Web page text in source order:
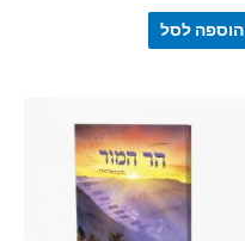
הוספה לסל